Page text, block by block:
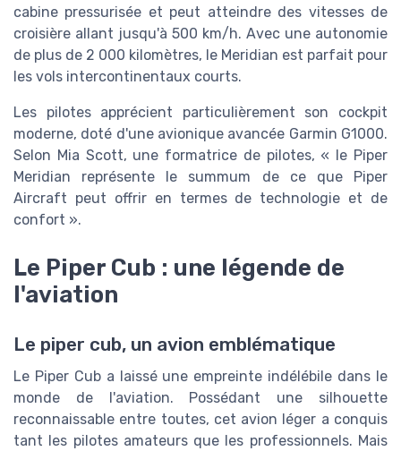
cabine pressurisée et peut atteindre des vitesses de
croisière allant jusqu'à 500 km/h. Avec une autonomie
de plus de 2 000 kilomètres, le Meridian est parfait pour
les vols intercontinentaux courts.
Les pilotes apprécient particulièrement son cockpit
moderne, doté d'une avionique avancée Garmin G1000.
Selon Mia Scott, une formatrice de pilotes, « le Piper
Meridian représente le summum de ce que Piper
Aircraft peut offrir en termes de technologie et de
confort ».
Le Piper Cub : une légende de
l'aviation
Le piper cub, un avion emblématique
Le Piper Cub a laissé une empreinte indélébile dans le
monde de l'aviation. Possédant une silhouette
reconnaissable entre toutes, cet avion léger a conquis
tant les pilotes amateurs que les professionnels. Mais